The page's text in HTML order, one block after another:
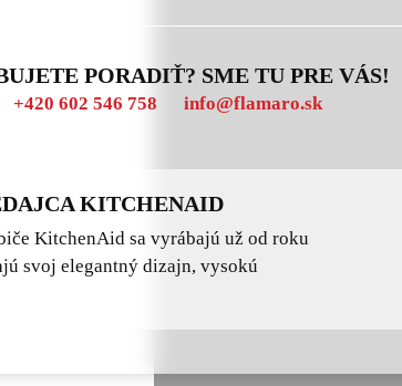
PORADIŤ? SME TU PRE VÁS!
+420 602 546 758 info@flamaro.sk
KITCHENAID
KitchenAid sa vyrábajú už od roku
svoj elegantný dizajn, vysokú